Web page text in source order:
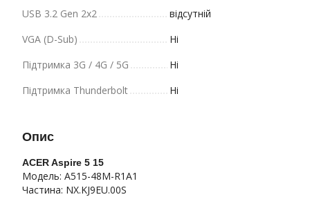
USB 3.2 Gen 2x2
відсутній
VGA (D-Sub)
Ні
Підтримка 3G / 4G / 5G
Ні
Підтримка Thunderbolt
Ні
Опис
ACER Aspire 5 15
Модель: A515-48M-R1A1
Частина: NX.KJ9EU.00S